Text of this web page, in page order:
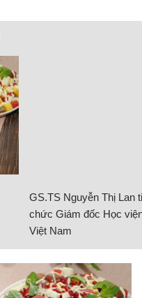
GS.TS Nguyễn Thị Lan
chức Giám đốc Học
Việt Nam